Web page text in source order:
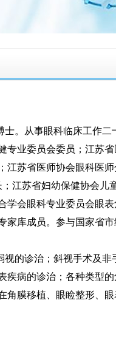
。从事眼科临床工作二
专业委员会委员；江苏
江苏省医师协会眼科医
江苏省妇幼保健协会儿
学会眼科专业委员会眼表
家库成员。参与国家省
的诊治；斜视手术及非
病的诊治；各种类型的
角膜移植、眼睑整形、